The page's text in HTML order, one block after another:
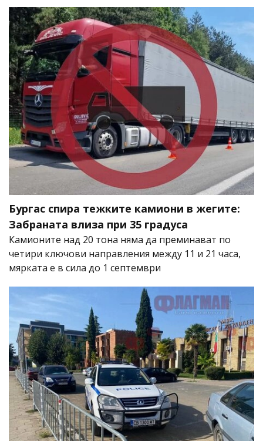
Бургас спира тежките камиони в жегите:
Забраната влиза при 35 градуса
Камионите над 20 тона няма да преминават по
четири ключови направления между 11 и 21 часа,
мярката е в сила до 1 септември